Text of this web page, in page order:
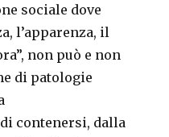
sociale dove
l’apparenza, il
non può e non
di patologie
contenersi, dalla